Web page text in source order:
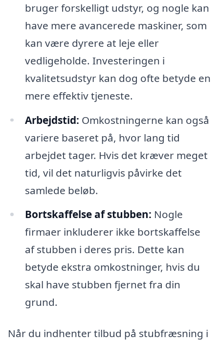
bruger forskelligt udstyr, og nogle kan
have mere avancerede maskiner, som
kan være dyrere at leje eller
vedligeholde. Investeringen i
kvalitetsudstyr kan dog ofte betyde en
mere effektiv tjeneste.
Arbejdstid: Omkostningerne kan også
variere baseret på, hvor lang tid
arbejdet tager. Hvis det kræver meget
tid, vil det naturligvis påvirke det
samlede beløb.
Bortskaffelse af stubben: Nogle
firmaer inkluderer ikke bortskaffelse
af stubben i deres pris. Dette kan
betyde ekstra omkostninger, hvis du
skal have stubben fjernet fra din
grund.
Når du indhenter tilbud på stubfræsning i